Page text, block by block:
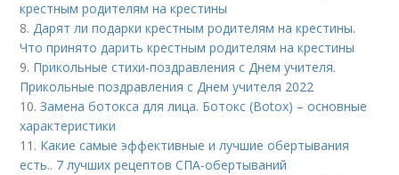
крестным родителям на крестины
8.Дарят ли подарки крестным родителям на крестины.
Что принято дарить крестным родителям на крестины
9. Прикольные стихи-поздравления с Днем учителя.
Прикольные поздравления с Днем учителя 2022
10.Замена ботокса для лица. Ботокс (Botox) – основные
характеристики
11. Какие самые эффективные и лучшие обертывания
есть.. 7 лучших рецептов СПА-обертываний